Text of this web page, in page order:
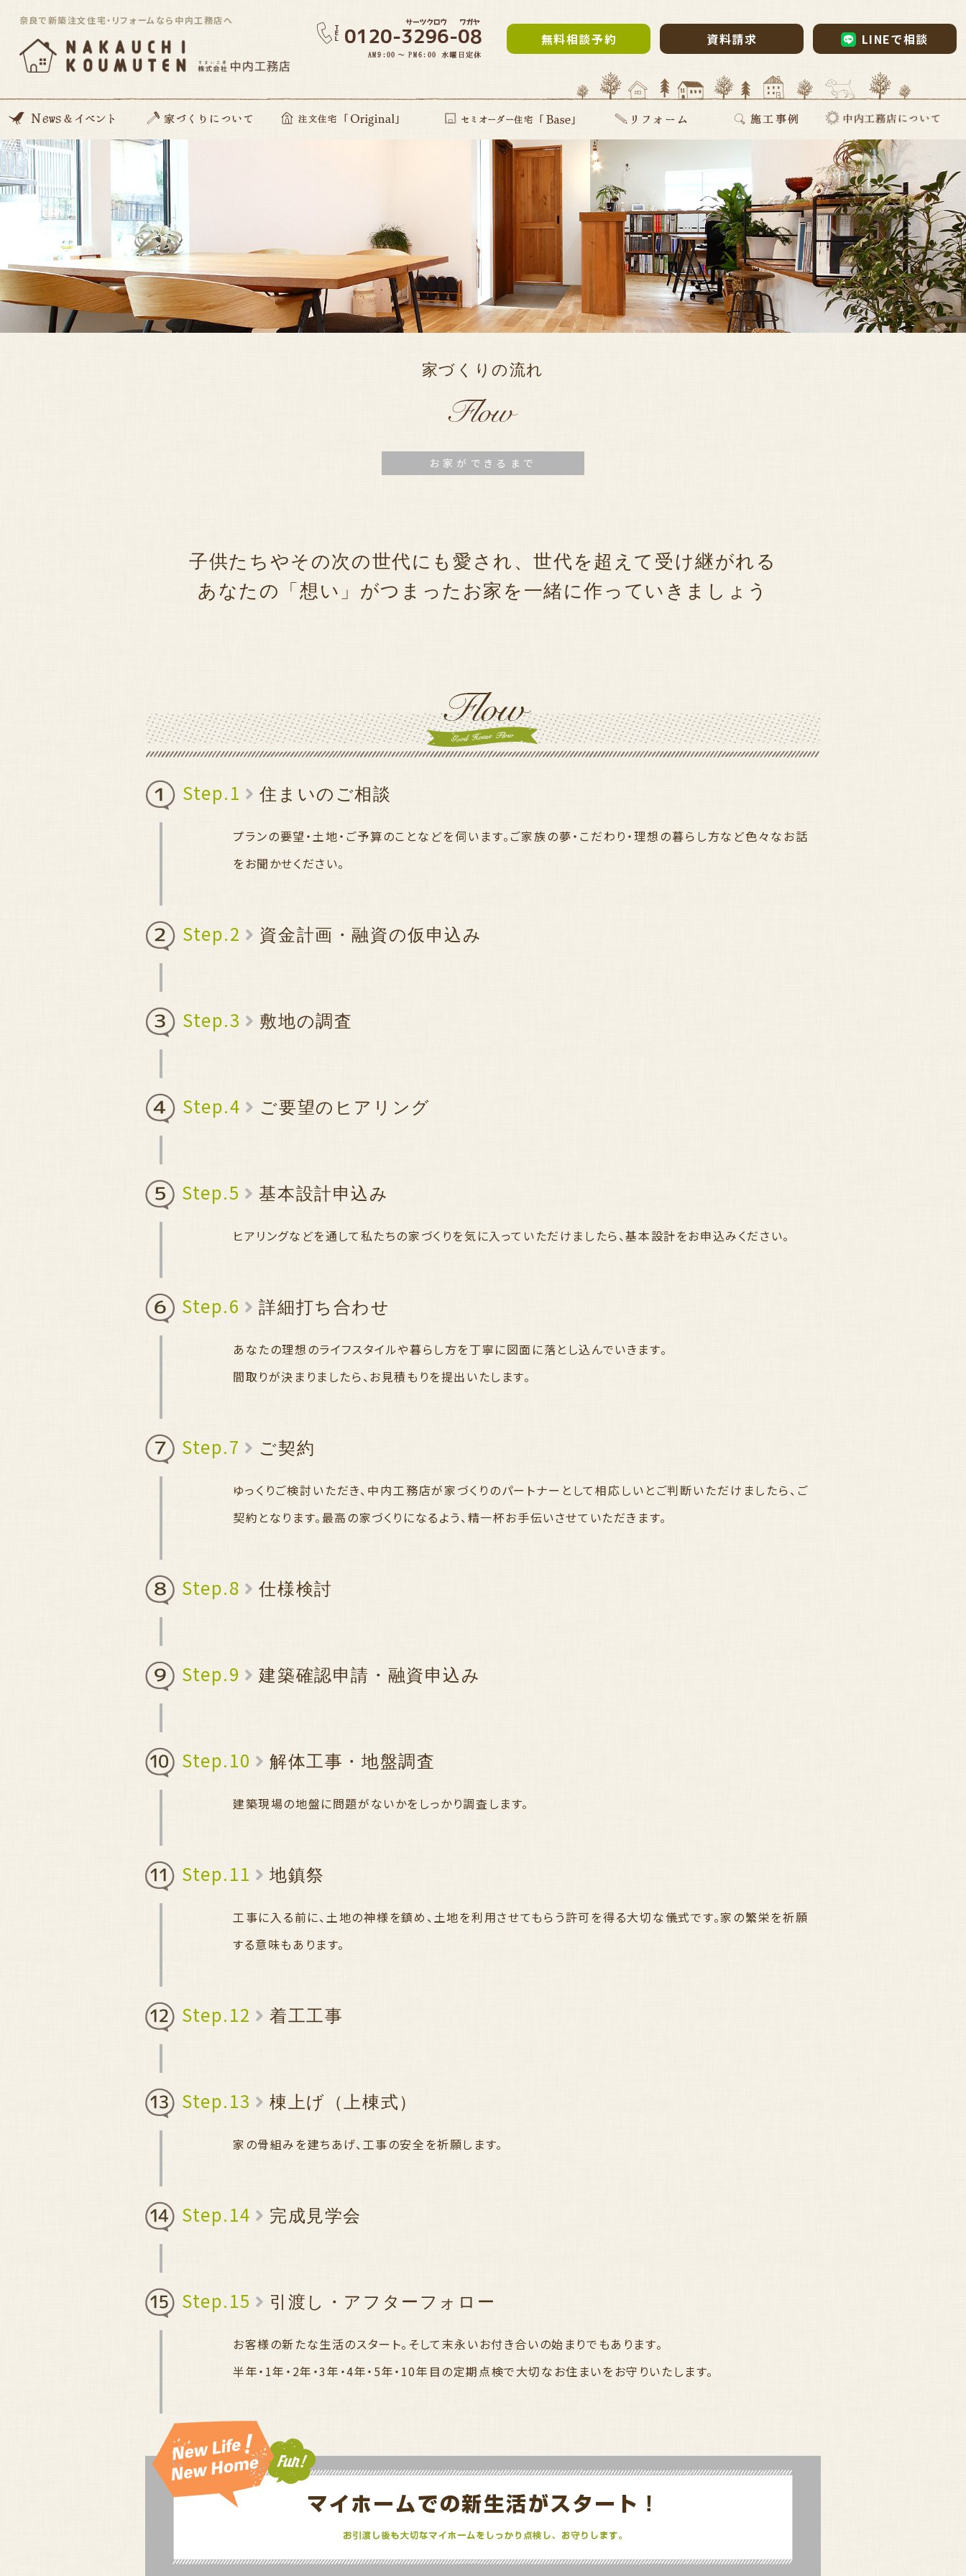
奈良で新築注文住宅・リフォームなら中内工務店へ
無料相談予約 資料請求 LINEで相談
News
開催イベント
Blog
住んでる住まい見学会 家づくりの想い
動画コンテンツ
私たちがつくる家
家づくりの流れ
ZEH住宅
SDGsへの取り組み
資金のこと
安心サポート 提案型住宅
セミオーダー住宅Base
家づくりの流れ
お家ができるまで
子供たちやその次の世代にも愛され、世代を超えて受け継がれる
あなたの「想い」がつまったお家を一緒に作っていきましょう
Step.1 住まいのご相談
プランの要望・土地・ご予算のことなどを伺います。ご家族の夢・こだわり・理想の暮らし方など色々なお話
をお聞かせください。
Step.2 資金計画・融資の仮申込み
Step.3 敷地の調査
Step.4 ご要望のヒアリング
Step.5 基本設計申込み
ヒアリングなどを通して私たちの家づくりを気に入っていただけましたら、基本設計をお申込みください。
Step.6 詳細打ち合わせ
あなたの理想のライフスタイルや暮らし方を丁寧に図面に落とし込んでいきます。
間取りが決まりましたら、お見積もりを提出いたします。
Step.7 ご契約
ゆっくりご検討いただき、中内工務店が家づくりのパートナーとして相応しいとご判断いただけましたら、ご
契約となります。最高の家づくりになるよう、精一杯お手伝いさせていただきます。
Step.8 仕様検討
Step.9 建築確認申請・融資申込み
Step.10 解体工事・地盤調査
建築現場の地盤に問題がないかをしっかり調査します。
Step.11 地鎮祭
工事に入る前に、土地の神様を鎮め、土地を利用させてもらう許可を得る大切な儀式です。家の繁栄を祈願
する意味もあります。
Step.12 着工工事
Step.13 棟上げ（上棟式）
家の骨組みを建ちあげ、工事の安全を祈願します。
Step.14 完成見学会
Step.15 引渡し・アフターフォロー
お客様の新たな生活のスタート。そして末永いお付き合いの始まりでもあります。
半年・1年・2年・3年・4年・5年・10年目の定期点検で大切なお住まいをお守りいたします。